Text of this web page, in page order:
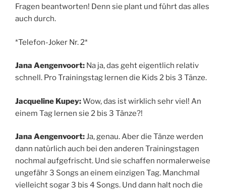
Fragen beantworten! Denn sie plant und führt das alles
auch durch.
*Telefon-Joker Nr. 2*
Jana Aengenvoort: Na ja, das geht eigentlich relativ
schnell. Pro Trainingstag lernen die Kids 2 bis 3 Tänze.
Jacqueline Kupey:Wow, das ist wirklich sehr viel! An
einem Tag lernen sie 2 bis 3 Tänze?!
Jana Aengenvoort:Ja, genau. Aber die Tänze werden
dann natürlich auch bei den anderen Trainingstagen
nochmal aufgefrischt. Und sie schaffen normalerweise
ungefähr 3 Songs an einem einzigen Tag. Manchmal
vielleicht sogar 3 bis 4 Songs. Und dann halt noch die